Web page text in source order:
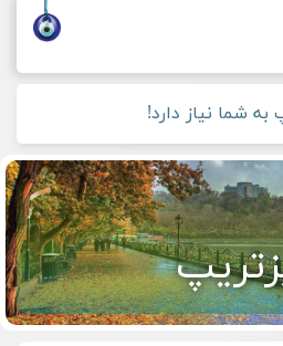
به شما نیاز دارد!